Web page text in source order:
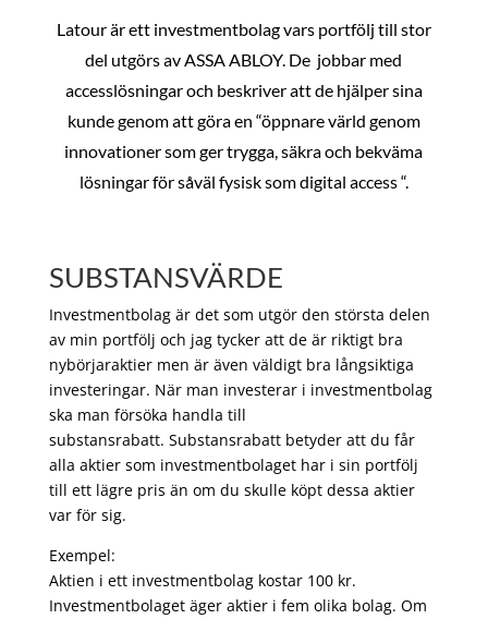
Latour är ett investmentbolag vars portfölj till stor
del utgörs av ASSA ABLOY. De jobbar med
accesslösningar och beskriver att de hjälper sina
kunde genom att göra en “öppnare värld genom
innovationer som ger trygga, säkra och bekväma
lösningar för såväl fysisk som digital access “.
SUBSTANSVÄRDE
Investmentbolag är det som utgör den största delen
av min portfölj och jag tycker att de är riktigt bra
nybörjaraktier men är även väldigt bra långsiktiga
investeringar. När man investerar i investmentbolag
ska man försöka handla till
substansrabatt. Substansrabatt betyder att du får
alla aktier som investmentbolaget har i sin portfölj
till ett lägre pris än om du skulle köpt dessa aktier
var för sig.
Exempel:
Aktien i ett investmentbolag kostar 100 kr.
Investmentbolaget äger aktier i fem olika bolag. Om